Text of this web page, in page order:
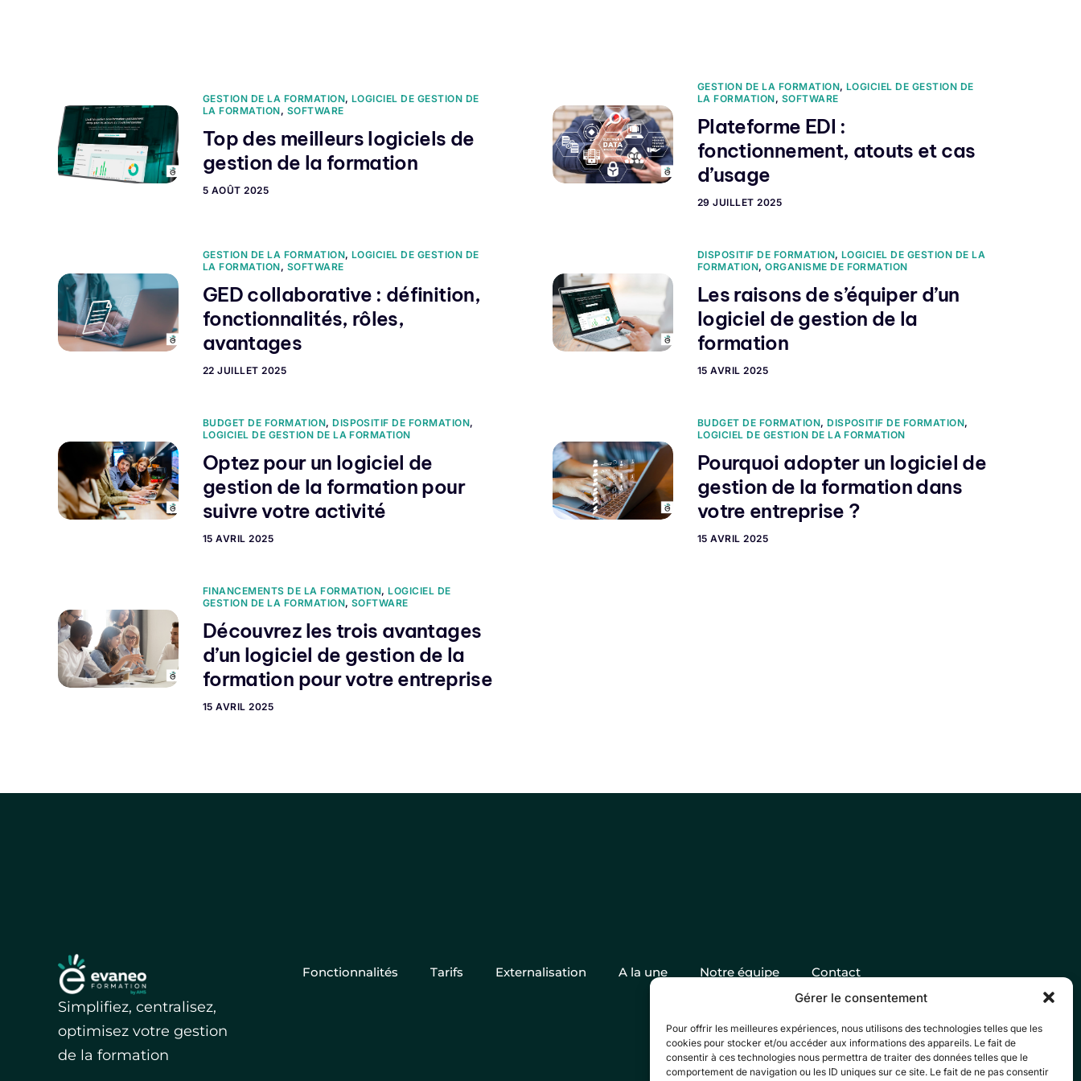
Gérer le consentement
Pour offrir les meilleures expériences, nous utilisons des technologies telles que les
cookies pour stocker et/ou accéder aux informations des appareils. Le fait de
consentir à ces technologies nous permettra de traiter des données telles que le
comportement de navigation ou les ID uniques sur ce site. Le fait de ne pas consentir
GESTION DE LA FORMATION,LOGICIEL DE GESTION DE
LA FORMATION, SOFTWARE
Top des meilleurs logiciels de
gestion de la formation
5 AOÛT 2025
GESTION DE LA FORMATION,LOGICIEL DE GESTION DE
LA FORMATION, SOFTWARE
Plateforme EDI :
fonctionnement, atouts et cas
d’usage
29 JUILLET 2025
GESTION DE LA FORMATION,LOGICIEL DE GESTION DE
LA FORMATION, SOFTWARE
GED collaborative : définition,
fonctionnalités, rôles,
avantages
22 JUILLET 2025
DISPOSITIF DE FORMATION,LOGICIEL DE GESTION DE LA
FORMATION,ORGANISME DE FORMATION
Les raisons de s’équiper d’un
logiciel de gestion de la
formation
15 AVRIL 2025
BUDGET DE FORMATION,DISPOSITIF DE FORMATION,
LOGICIEL DE GESTION DE LA FORMATION
Optez pour un logiciel de
gestion de la formation pour
suivre votre activité
15 AVRIL 2025
BUDGET DE FORMATION,DISPOSITIF DE FORMATION,
LOGICIEL DE GESTION DE LA FORMATION
Pourquoi adopter un logiciel de
gestion de la formation dans
votre entreprise ?
15 AVRIL 2025
FINANCEMENTS DE LA FORMATION,LOGICIEL DE
GESTION DE LA FORMATION,SOFTWARE
Découvrez les trois avantages
d’un logiciel de gestion de la
formation pour votre entreprise
15 AVRIL 2025
Simplifiez, centralisez,
optimisez votre gestion
de la formation
Fonctionnalités Tarifs Externalisation A la une Notre équipe Contact